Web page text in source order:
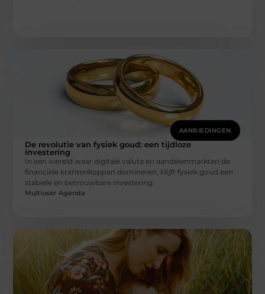
AANBIEDINGEN
De revolutie van fysiek goud: een tijdloze
investering
In een wereld waar digitale valuta en aandelenmarkten de
financiële krantenkoppen domineren, blijft fysiek goud een
stabiele en betrouwbare investering.
Multiuser Agenda